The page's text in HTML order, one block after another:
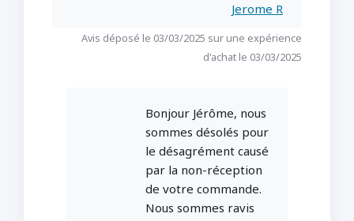
Jerome R
Avis déposé le 03/03/2025 sur une expérience
d'achat le 03/03/2025
Bonjour Jérôme, nous
sommes désolés pour
le désagrément causé
par la non-réception
de votre commande.
Nous sommes ravis